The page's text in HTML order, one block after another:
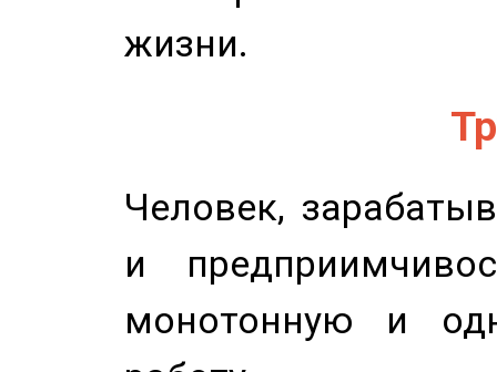
жизни.
Человек,
и
монотонную и